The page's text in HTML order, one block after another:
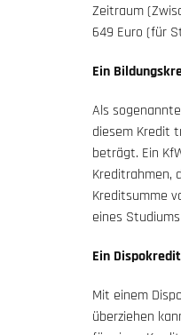
Zeitraum
649 Euro (für
Ein
Als
diesem Kredit
beträgt. Ein
Kreditrahmen,
Kreditsumme
eines
Ein Dispokredit
Mit einem
überziehen